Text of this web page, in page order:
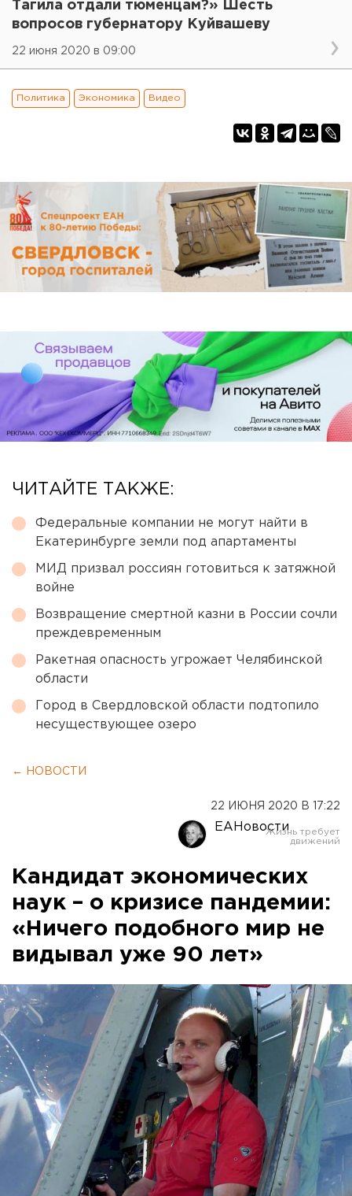
Тагила отдали тюменцам?» Шесть
вопросов губернатору Куйвашеву
22 июня 2020 в 09:00
Политика Экономика Видео
ЧИТАЙТЕ ТАКЖЕ:
Федеральные компании не могут найти в
Екатеринбурге земли под апартаменты
МИД призвал россиян готовиться к затяжной
войне
Возвращение смертной казни в России сочли
преждевременным
Ракетная опасность угрожает Челябинской
области
Город в Свердловской области подтопило
несуществующее озеро
← НОВОСТИ
22 ИЮНЯ 2020 В 17:22
ЕАНовости
Кандидат экономических
наук – о кризисе пандемии:
«Ничего подобного мир не
видывал уже 90 лет»